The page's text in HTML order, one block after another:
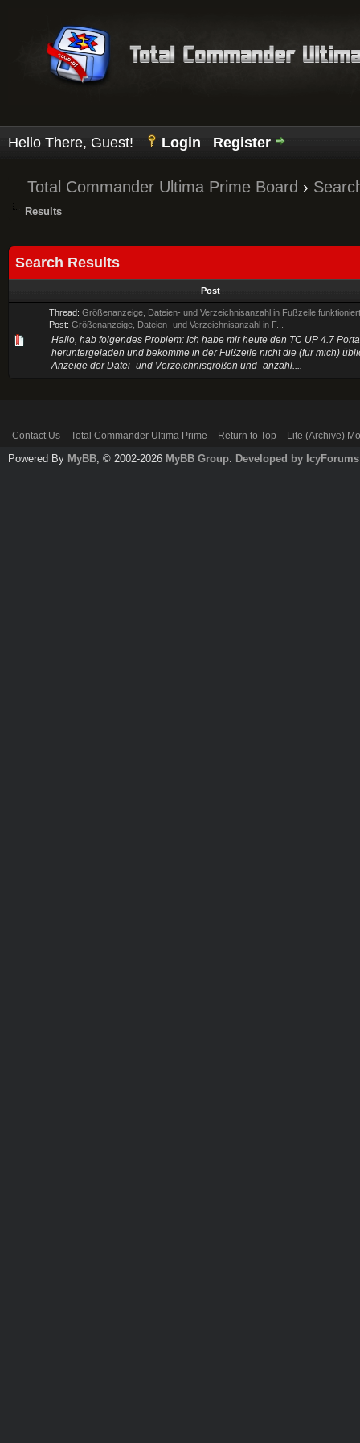
Hello There, Guest! Login Register
Total Commander Ultima Prime Board ›
Results
Search Results
Post
Thread: Größenanzeige, Dateien- und Verzeichnisanzahl in Fußzeile
Post: Größenanzeige, Dateien- und Verzeichnisanzahl in F...
Hallo, hab folgendes Problem: Ich habe mir heute den TC UP 4.7
heruntergeladen und bekomme in der Fußzeile nicht die (für mich)
Anzeige der Datei- und Verzeichnisgrößen und -anzahl....
Contact Us Total Commander Ultima Prime Return to Top Lite (Archive)
Powered By MyBB, © 2002-2026 MyBB Group. Developed by IcyForums